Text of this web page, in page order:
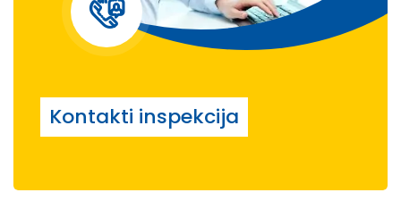
Kontakti inspekcija